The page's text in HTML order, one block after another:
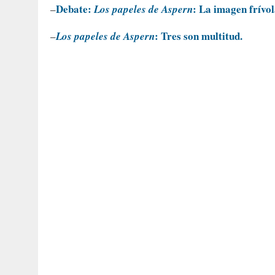
–Debate:Los papeles de Aspern: La imagen
–Los papeles de Aspern: Tres son multitud.